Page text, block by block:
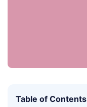
Table of Contents